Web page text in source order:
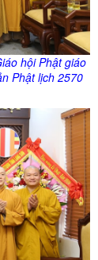
hội Phật giáo
Phật lịch 2570